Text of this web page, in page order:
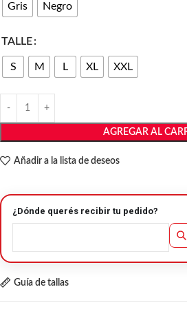
Gris Negro
TALLE
S M L XL XXL
AGREGAR AL
Añadir a la lista de deseos
¿Dónde querés recibir tu pedido?
Guía de tallas